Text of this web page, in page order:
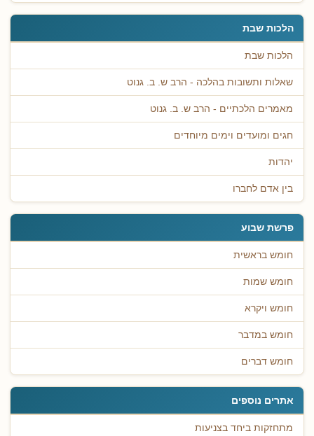
הלכות שבת
הלכות שבת
שאלות ותשובות בהלכה - הרב ש. ב. גנוט
מאמרים הלכתיים - הרב ש. ב. גנוט
חגים ומועדים וימים מיוחדים
יהדות
בין אדם לחברו
פרשת שבוע
חומש בראשית
חומש שמות
חומש ויקרא
חומש במדבר
חומש דברים
אתרים נוספים
מתחזקות ביחד בצניעות